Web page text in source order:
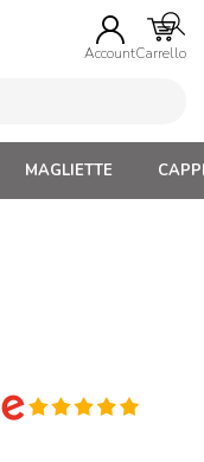
AccountCarrello
MAGLIETTE